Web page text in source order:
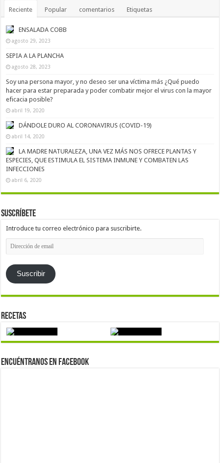
Reciente Popular comentarios Etiquetas
ENSALADA COBB
agosto 29, 2023
SEPIA A LA PLANCHA
agosto 28, 2023
Soy una persona mayor, y no deseo ser una víctima más ¿Qué puedo
hacer para estar preparada y poder combatir mejor el virus con la mayor
eficacia posible?
abril 19, 2020
DÁNDOLE DURO AL CORONAVIRUS (COVID-19)
abril 14, 2020
LA MADRE NATURALEZA, UNA VEZ MÁS NOS OFRECE PLANTAS Y
ESPECIES, QUE ESTIMULA EL SISTEMA INMUNE Y COMBATEN LAS
INFECCIONES
abril 6, 2020
Suscríbete
Introduce tu correo electrónico para suscribirte.
Dirección
de
email
Suscribir
Recetas
Encuéntranos en Facebook